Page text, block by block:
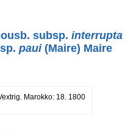
subsp. interrupta
paui(Maire) Maire
Marokko: 18. 1800